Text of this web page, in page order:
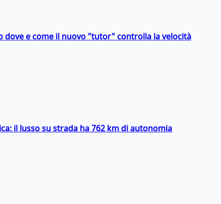
dove e come il nuovo "tutor" controlla la velocità
il lusso su strada ha 762 km di autonomia